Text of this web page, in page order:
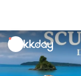
unread
notifications